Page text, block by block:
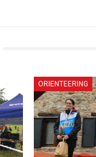
ORIENTEERING